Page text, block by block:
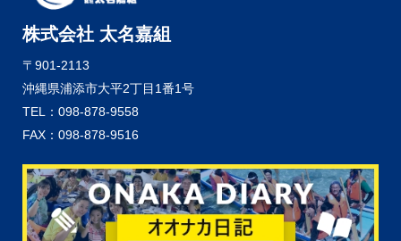
株式会社 太名嘉組
〒901-2113
沖縄県浦添市大平2丁目1番1号
TEL：098-878-9558
FAX：098-878-9516